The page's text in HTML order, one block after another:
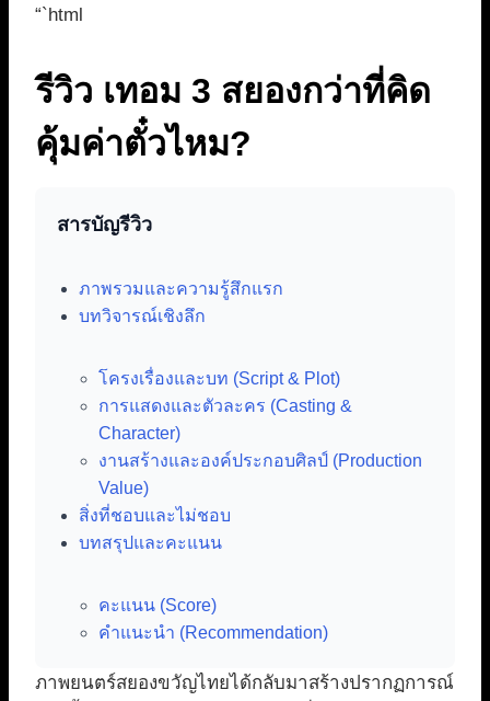
“`html
รีวิว เทอม 3 สยองกว่าที่คิด
คุ้มค่าตั๋วไหม?
สารบัญรีวิว
ภาพรวมและความรู้สึกแรก
บทวิจารณ์เชิงลึก
โครงเรื่องและบท (Script & Plot)
การแสดงและตัวละคร (Casting &
Character)
งานสร้างและองค์ประกอบศิลป์ (Production
Value)
สิ่งที่ชอบและไม่ชอบ
บทสรุปและคะแนน
คะแนน (Score)
คำแนะนำ (Recommendation)
ภาพยนตร์สยองขวัญไทยได้กลับมาสร้างปรากฏการณ์